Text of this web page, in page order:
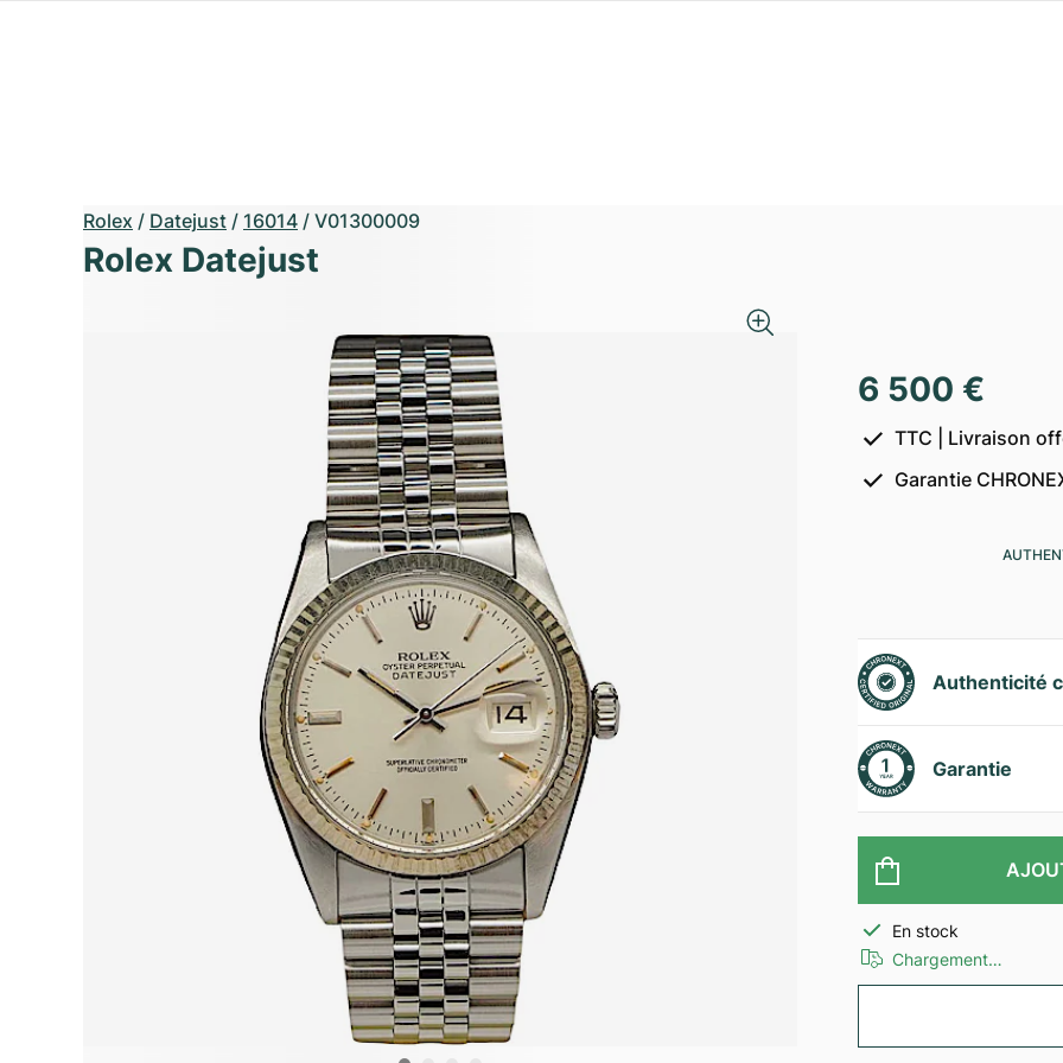
Rolex / Datejust / 16014 / V01300009
Rolex Datejust
6 500 €
TTC | Livraison
Garantie
Authenticité
Garantie
En stock
Chargement…